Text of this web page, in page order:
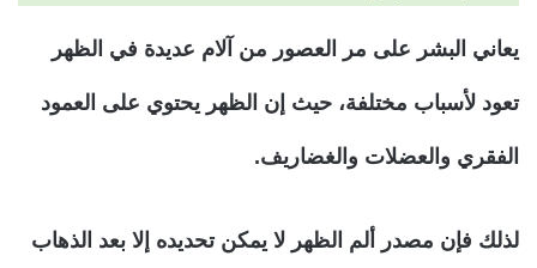
يعاني البشر على مر العصور من آلام عديدة في الظهر
تعود لأسباب مختلفة، حيث إن الظهر يحتوي على العمود
الفقري والعضلات والغضاريف.
لذلك فإن مصدر ألم الظهر لا يمكن تحديده إلا بعد الذهاب